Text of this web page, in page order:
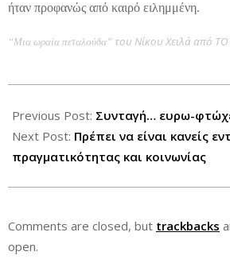
ήταν προφανώς από καιρό ειλημμένη.
“Μια ωραία πεταλούδα” του Νίκου Χειλά από
10-
22
Previous Post: Συνταγή… ευρω-
Next Post: Πρέπει να είναι κανείς
πραγματικότητας και κοινωνίας
Comments are closed, but trackbacks
open.